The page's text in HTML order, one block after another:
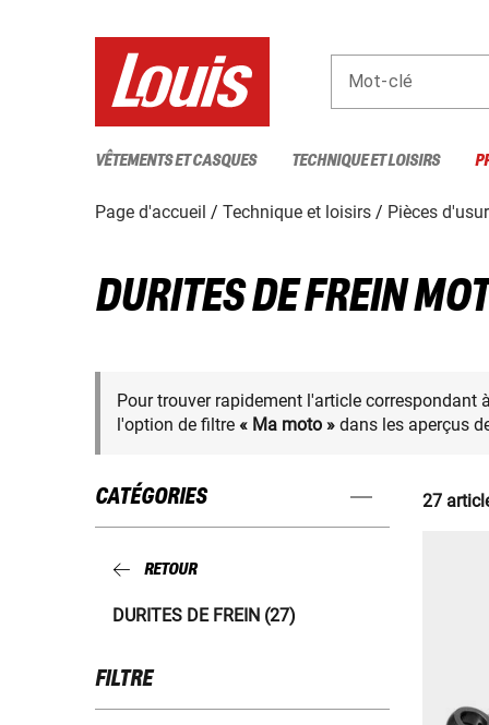
Mot-clé
VÊTEMENTS ET CASQUES TECHNIQUE ET LOISIRS
Page d'accueil Technique et loisirs Pièces
DURITES DE FREIN
Pour trouver rapidement l'article
l'option de filtre « Ma moto » dans les aperçus
CATÉGORIES
RETOUR
DURITES DE FREIN (27)
FILTRE
27